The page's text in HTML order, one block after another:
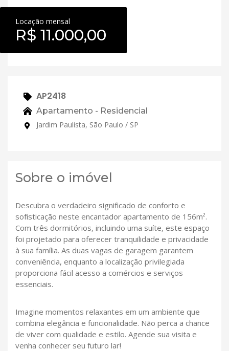
Locação mensal
R$ 11.000,00
AP2418
Apartamento - Residencial
Jardim Paulista, São Paulo / SP
Sobre o imóvel
Descubra o verdadeiro significado de conforto e
sofisticação neste encantador apartamento de 156m².
Com três dormitórios, incluindo uma suíte, este espaço
foi projetado para oferecer tranquilidade e privacidade
à sua família. As duas vagas de garagem garantem
conveniência, enquanto a localização privilegiada
proporciona fácil acesso a comércios e serviços
essenciais.
Imagine momentos relaxantes em um ambiente que
combina elegância e funcionalidade. Não perca a chance
de viver com qualidade e estilo. Agende sua visita e
venha conhecer seu futuro lar!